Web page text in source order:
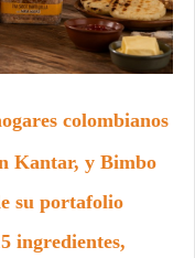
colombianos
Kantar, y Bimbo
su portafolio
ingredientes,